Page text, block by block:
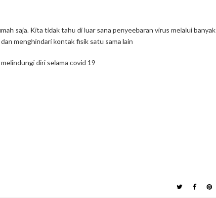
saja. Kita tidak tahu di luar sana penyeebaran virus melalui banyak
menghindari kontak fisik satu sama lain
diri selama covid 19